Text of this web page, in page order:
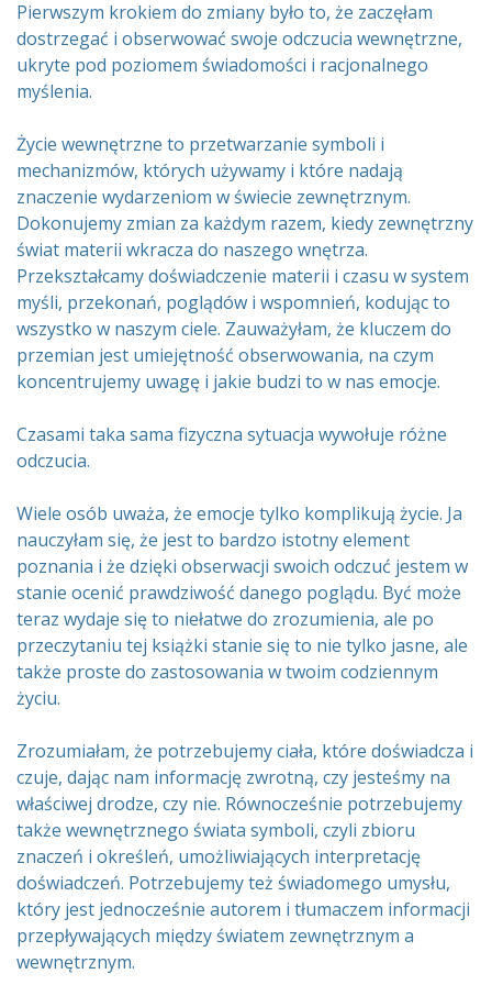
Pierwszym krokiem do zmiany było to, że zaczęłam
dostrzegać i obserwować swoje odczucia wewnętrzne,
ukryte pod poziomem świadomości i racjonalnego
myślenia.
Życie wewnętrzne to przetwarzanie symboli i
mechanizmów, których używamy i które nadają
znaczenie wydarzeniom w świecie zewnętrznym.
Dokonujemy zmian za każdym razem, kiedy zewnętrzny
świat materii wkracza do naszego wnętrza.
Przekształcamy doświadczenie materii i czasu w system
myśli, przekonań, poglądów i wspomnień, kodując to
wszystko w naszym ciele. Zauważyłam, że kluczem do
przemian jest umiejętność obserwowania, na czym
koncentrujemy uwagę i jakie budzi to w nas emocje.
Czasami taka sama fizyczna sytuacja wywołuje różne
odczucia.
Wiele osób uważa, że emocje tylko komplikują życie. Ja
nauczyłam się, że jest to bardzo istotny element
poznania i że dzięki obserwacji swoich odczuć jestem w
stanie ocenić prawdziwość danego poglądu. Być może
teraz wydaje się to niełatwe do zrozumienia, ale po
przeczytaniu tej książki stanie się to nie tylko jasne, ale
także proste do zastosowania w twoim codziennym
życiu.
Zrozumiałam, że potrzebujemy ciała, które doświadcza i
czuje, dając nam informację zwrotną, czy jesteśmy na
właściwej drodze, czy nie. Równocześnie potrzebujemy
także wewnętrznego świata symboli, czyli zbioru
znaczeń i określeń, umożliwiających interpretację
doświadczeń. Potrzebujemy też świadomego umysłu,
który jest jednocześnie autorem i tłumaczem informacji
przepływających między światem zewnętrznym a
wewnętrznym.